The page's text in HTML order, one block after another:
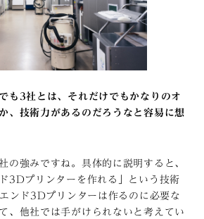
3社とは、それだけでもかなりのオ
、技術力があるのだろうなと容易に想
の強みですね。具体的に説明すると、
3Dプリンターを作れる」という技術
ンド3Dプリンターは作るのに必要な
、他社では手がけられないと考えてい